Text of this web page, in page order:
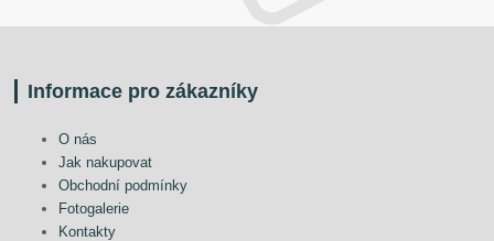
Informace pro zákazníky
O nás
Jak nakupovat
Obchodní podmínky
Fotogalerie
Kontakty